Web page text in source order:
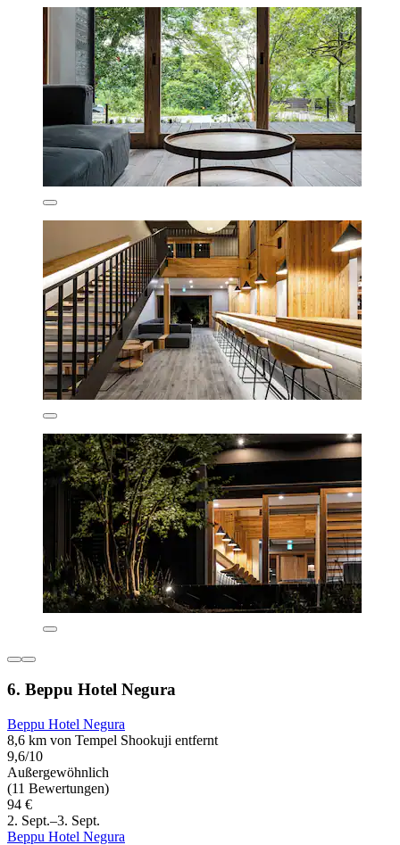
6. Beppu Hotel Negura
Beppu Hotel Negura
8,6 km von Tempel Shookuji entfernt
9,6/10
Außergewöhnlich
(11 Bewertungen)
94 €
2. Sept.–3. Sept.
Beppu Hotel Negura